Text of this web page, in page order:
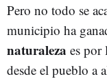
Pero no todo se
municipio ha
naturaleza es por
desde el pueblo a